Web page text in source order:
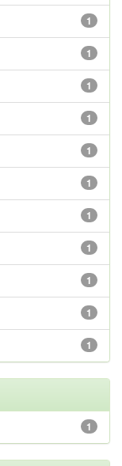
1
1
1
1
1
1
1
1
1
1
1
1